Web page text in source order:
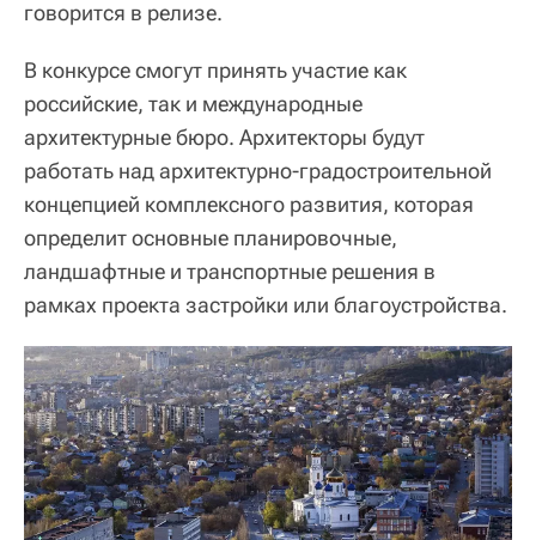
говорится в релизе.
В конкурсе смогут принять участие как
российские, так и международные
архитектурные бюро. Архитекторы будут
работать над архитектурно-градостроительной
концепцией комплексного развития, которая
определит основные планировочные,
ландшафтные и транспортные решения в
рамках проекта застройки или благоустройства.